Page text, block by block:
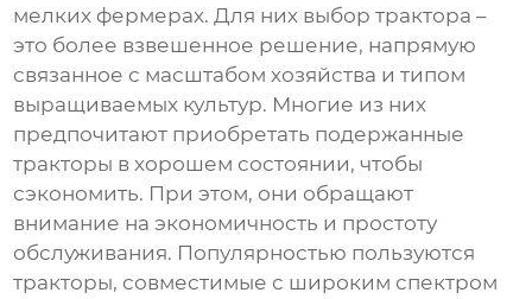
мелких фермерах. Для них выбор трактора –
это более взвешенное решение, напрямую
связанное с масштабом хозяйства и типом
выращиваемых культур. Многие из них
предпочитают приобретать подержанные
тракторы в хорошем состоянии, чтобы
сэкономить. При этом, они обращают
внимание на экономичность и простоту
обслуживания. Популярностью пользуются
тракторы, совместимые с широким спектром